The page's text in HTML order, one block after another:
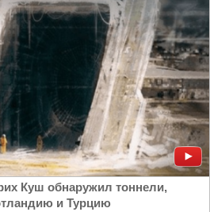
Куш обнаружил тоннели,
и Турцию